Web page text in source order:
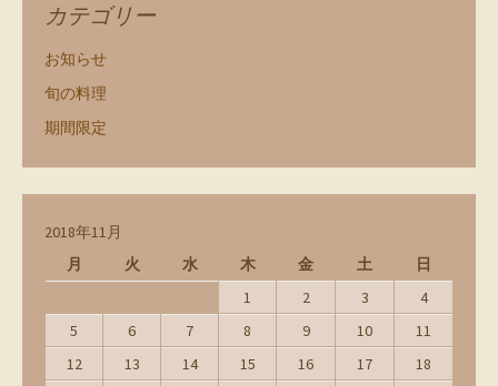
カテゴリー
お知らせ
旬の料理
期間限定
2018年11月
月
火 水 木 金 土 日
1 2 3
4
5
6 7 8 9 10
11
12
13 14 15 16 17
18